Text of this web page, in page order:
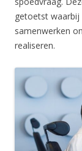
getoetst waarbij
samenwerken
realiseren.